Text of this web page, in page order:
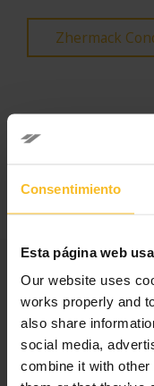
Consentimiento
Esta página web
Our website uses
works properly and
also share
social media,
combine it with other
Zhermack
Los Términos y
compra de bienes y
favor envíen un correo a
Quiénes
Customer Centric
Las personas
Visión y Misión